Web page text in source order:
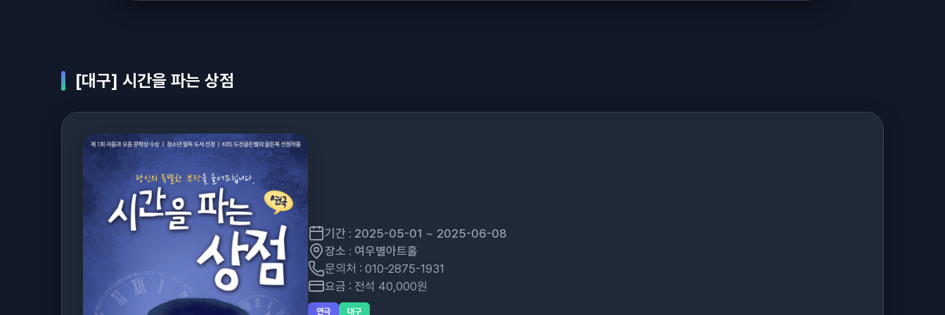
[대구] 시간을 파는 상점
기간 : 2025-05-01 ~ 2025-06-08
장소 : 여우별아트홀
문의처 : 010-2875-1931
요금 : 전석 40,000원
연극 대구